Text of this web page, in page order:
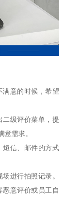
满意的时候，希望
二级评价菜单，提
需求。
短信、邮件的方式
进行拍照记录。
意评价或员工自